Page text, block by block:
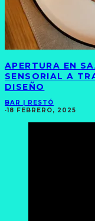
APERTURA EN
SENSORIAL A
DISEÑO
BAR | RESTÓ
·18 FEBRERO, 2025